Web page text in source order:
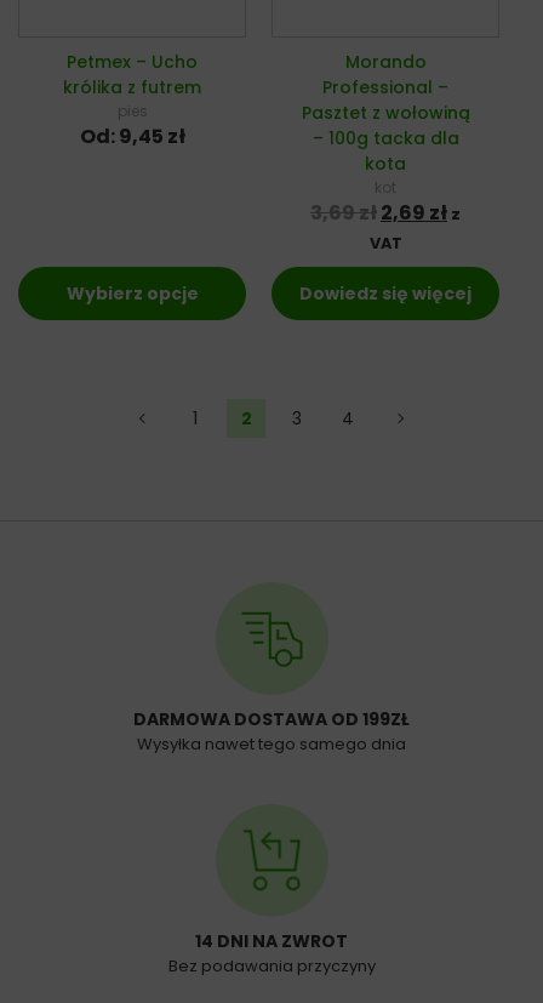
Petmex – Ucho
królika z futrem
pies
Od:9,45 zł
Wybierz opcje
Morando
Professional –
Pasztet z wołowiną
– 100g tacka dla
kota
kot
3,69złPierwotna cena
2,69 złAktualna
z
VAT
Dowiedz się więcej
← 1 2 3 4 →
DARMOWA DOSTAWA OD 199ZŁ
Wysyłka nawet tego samego dnia
14 DNI NA ZWROT
Bez podawania przyczyny